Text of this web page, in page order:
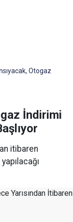
Otogaz
İndirimi
itibaren